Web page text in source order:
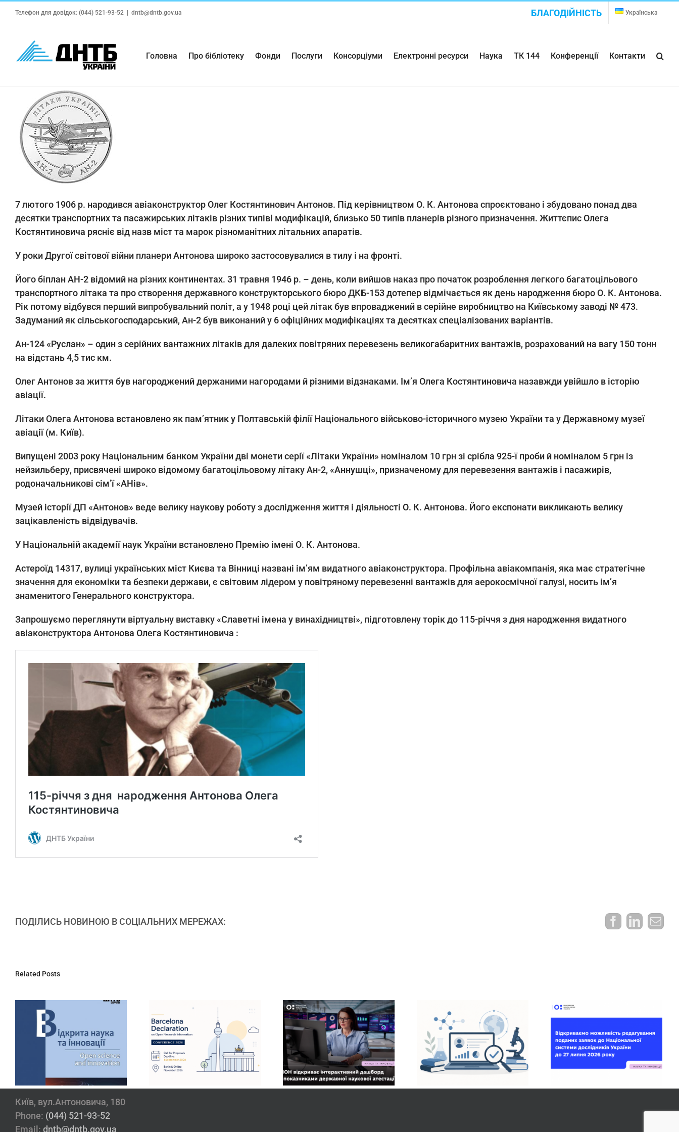
Телефон для довідок: (044) 521-93-52 dntb@dntb.gov.ua БЛАГОДІЙНІСТЬ Українська
Головна Про бібліотеку Фонди Послуги Консорціуми Електронні ресурси Наука ТК 144 Конференції Контакти
7 лютого 1906 р. народився авіаконструктор Олег Костянтинович Антонов. Під керівництвом О. К. Антонова спроєктовано і збудовано понад два
десятки транспортних та пасажирських літаків різних типіві модифікацій, близько 50 типів планерів різного призначення. Життєпис Олега
Костянтиновича рясніє від назв міст та марок різноманітних літальних апаратів.
У роки Другої світової війни планери Антонова широко застосовувалися в тилу і на фронті.
Його біплан АН-2 відомий на різних континентах. 31 травня 1946 р. – день, коли вийшов наказ про початок розроблення легкого багатоцільового
транспортного літака та про створення державного конструкторського бюро ДКБ-153 дотепер відмічається як день народження бюро О. К. Антонова.
Рік потому відбувся перший випробувальний політ, а у 1948 році цей літак був впроваджений в серійне виробництво на Київському заводі № 473.
Задуманий як сільськогосподарський, Ан-2 був виконаний у 6 офіційних модифікаціях та десятках спеціалізованих варіантів.
Ан-124 «Руслан» – один з серійних вантажних літаків для далеких повітряних перевезень великогабаритних вантажів, розрахований на вагу 150 тонн
на відстань 4,5 тис км.
Олег Антонов за життя був нагороджений держаними нагородами й різними відзнаками. Ім’я Олега Костянтиновича назавжди увійшло в історію
авіації.
Літаки Олега Антонова встановлено як пам’ятник у Полтавській філії Національного військово-історичного музею України та у Державному музеї
авіації (м. Київ).
Випущені 2003 року Національним банком України дві монети серії «Літаки України» номіналом 10 грн зі срібла 925-ї проби й номіналом 5 грн із
нейзильберу, присвячені широко відомому багатоцільовому літаку Ан-2, «Аннушці», призначеному для перевезення вантажів і пасажирів,
родоначальникові сім’ї «АНів».
Музей історії ДП «Антонов» веде велику наукову роботу з дослідження життя і діяльності О. К. Антонова. Його експонати викликають велику
зацікавленість відвідувачів.
У Національній академії наук України встановлено Премію імені О. К. Антонова.
Астероїд 14317, вулиці українських міст Києва та Вінниці названі ім’ям видатного авіаконструктора. Профільна авіакомпанія, яка має стратегічне
значення для економіки та безпеки держави, є світовим лідером у повітряному перевезенні вантажів для аерокосмічної галузі, носить ім’я
знаменитого Генерального конструктора.
Запрошуємо переглянути віртуальну виставку «Славетні імена у винахідництві», підготовлену торік до 115-річчя з дня народження видатного
авіаконструктора Антонова Олега Костянтиновича :
ПОДІЛИСЬ НОВИНОЮ В СОЦІАЛЬНИХ МЕРЕЖАХ: FacebookE-
Related Posts
запрошує
долучитися до
конференції
Barcelona Declaration
2026
Інтерактивний
дашборд
результатів
державної атестації
наукових установ
Завершено перший
етап подання заявок
до Національної
системи дослідників
України
У Національній
системі дослідників
відкрито
можливість оновити
раніше подані
Київ, вул.Антоновича, 180
Phone: (044) 521-93-52
Email: dntb@dntb.gov.ua